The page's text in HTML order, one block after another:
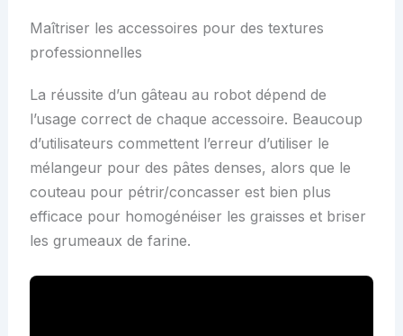
Maîtriser les accessoires pour des textures
professionnelles
La réussite d’un gâteau au robot dépend de
l’usage correct de chaque accessoire. Beaucoup
d’utilisateurs commettent l’erreur d’utiliser le
mélangeur pour des pâtes denses, alors que le
couteau pour pétrir/concasser est bien plus
efficace pour homogénéiser les graisses et briser
les grumeaux de farine.